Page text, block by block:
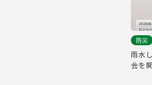
防災
雨水
会を